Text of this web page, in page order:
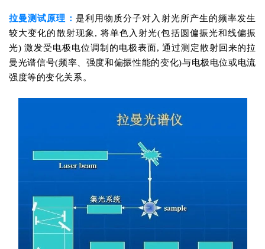
拉曼测试原理： 是利用物质分子对入射光所产生的频率发生
较大变化的散射现象, 将单色入射光(包括圆偏振光和线偏振
光) 激发受电极电位调制的电极表面, 通过测定散射回来的拉
曼光谱信号(频率、强度和偏振性能的变化)与电极电位或电流
强度等的变化关系。